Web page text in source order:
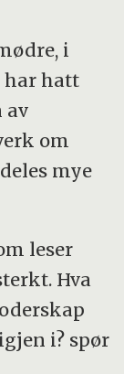
i
har hatt
av
om
mye
leser
Hva
i? spør